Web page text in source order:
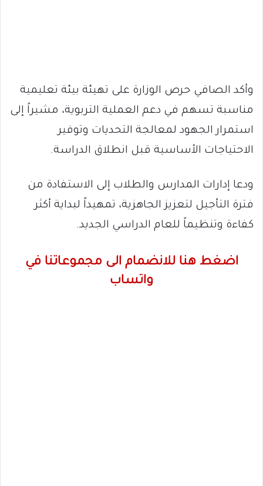
وأكد الصافي حرص الوزارة على تهيئة بيئة تعليمية
مناسبة تسهم في دعم العملية التربوية، مشيراً إلى
استمرار الجهود لمعالجة التحديات وتوفير
الاحتياجات الأساسية قبل انطلاق الدراسة.
ودعا إدارات المدارس والطلاب إلى الاستفادة من
فترة التأجيل لتعزيز الجاهزية، تمهيداً لبداية أكثر
كفاءة وتنظيماً للعام الدراسي الجديد.
اضغط هنا للانضمام الى مجموعاتنا في
واتساب